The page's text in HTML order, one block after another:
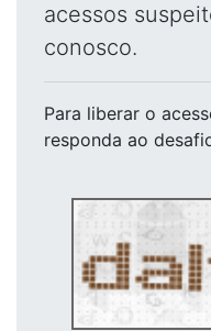
acessos
conosco.
Para liberar o
responda ao